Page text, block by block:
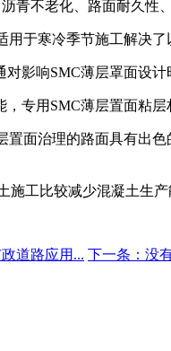
青不老化、路面耐久性
用于寒冷季节施工解决
影响SMC薄层罩面设
专用SMC薄层置面粘
置面治理的路面具有出
施工比较减少混凝土生
道路应用... 下一条：没